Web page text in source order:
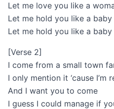
Let me love you like a
Let me hold you like a baby
Let me hold you like a baby
[Verse 2]
I come from a small town
I only mention it ‘cause I’m
And I want you to come
I guess I could manage if